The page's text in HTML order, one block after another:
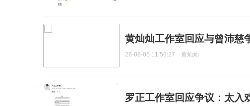
黄灿灿工作室回应与曾沛慈
26-08-05 11:56:27 黄灿灿
罗正工作室回应争议：太入